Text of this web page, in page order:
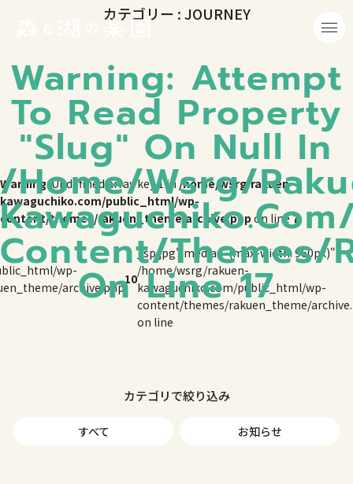
Warning: Undefined array key 1 in /home/wsrg/rakuen-
kawaguchiko.com/public_html/wp-
content/themes/rakuen_theme/archive.php on line7
wp-
archive.php
10
_sp.jpg" media="(max-width: 960px)">
/home/wsrg/rakuen-
kawaguchiko.com/public_html/wp-
content/themes/rakuen_theme/
on line
カテゴリー : JOURNEY
Warning: Attempt
To Read Property
"slug" On Null In
/home/wsrg/
Content/themes/
On Line17
カテゴリで絞り込み
すべて お知らせ